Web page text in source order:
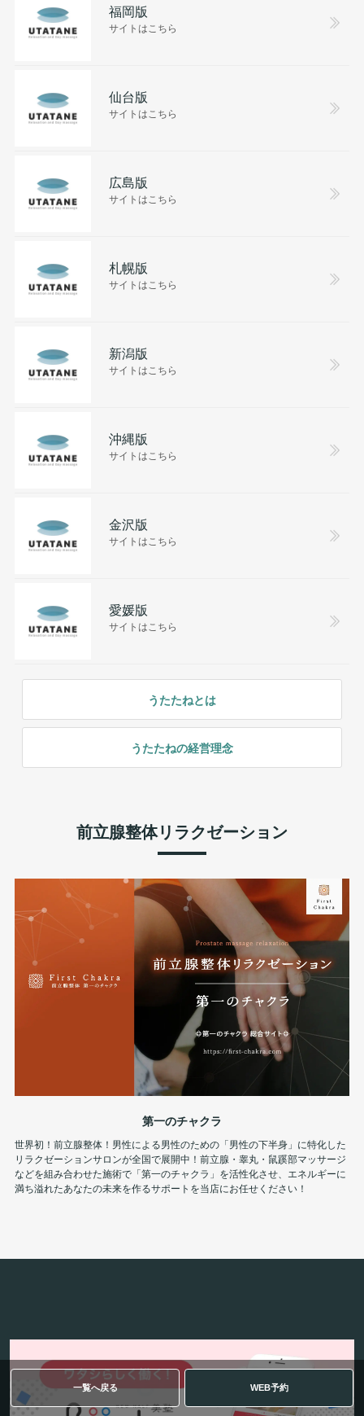
一覧へ戻る WEB予約
福岡版
サイトはこちら
仙台版
サイトはこちら
広島版
サイトはこちら
札幌版
サイトはこちら
新潟版
サイトはこちら
沖縄版
サイトはこちら
金沢版
サイトはこちら
愛媛版
サイトはこちら
うたたねとは
うたたねの経営理念
前立腺整体リラクゼーション
第一のチャクラ
世界初！前立腺整体！男性による男性のための「男性の下半身」に特化した
リラクゼーションサロンが全国で展開中！前立腺・睾丸・鼠蹊部マッサージ
などを組み合わせた施術で「第一のチャクラ」を活性化させ、エネルギーに
満ち溢れたあなたの未来を作るサポートを当店にお任せください！